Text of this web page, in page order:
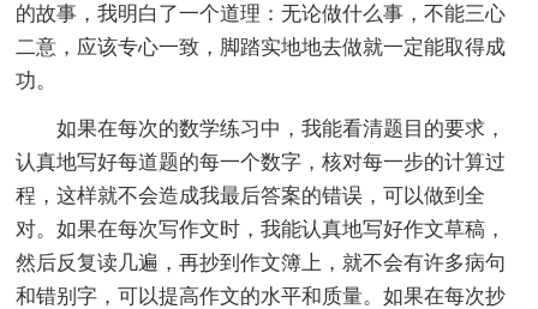
的故事，我明白了一个道理：无论做什么事，不能三心
二意，应该专心一致，脚踏实地地去做就一定能取得成
功。
如果在每次的数学练习中，我能看清题目的要求，
认真地写好每道题的每一个数字，核对每一步的计算过
程，这样就不会造成我最后答案的错误，可以做到全
对。如果在每次写作文时，我能认真地写好作文草稿，
然后反复读几遍，再抄到作文簿上，就不会有许多病句
和错别字，可以提高作文的水平和质量。如果在每次抄